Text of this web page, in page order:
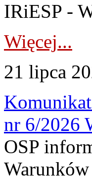
IRiESP -
Więcej...
21 lipca
nr 6/2026
OSP